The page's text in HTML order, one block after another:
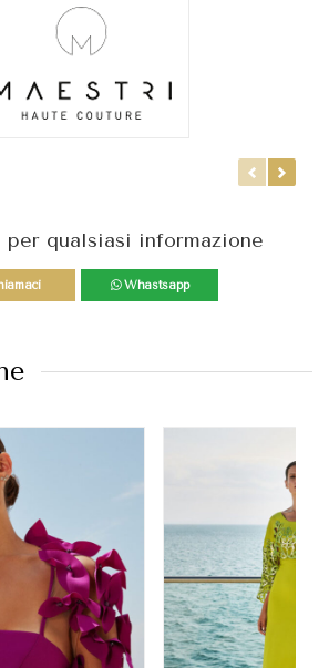
qualsiasi informazione
Whastsapp